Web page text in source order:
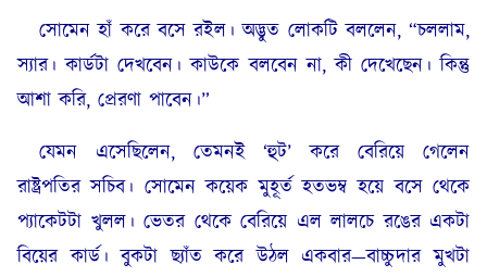
সোমেন হাঁ করে বসে রইল। অদ্ভুত লোকটি বললেন, “চললাম,
স্যার। কার্ডটা দেখবেন। কাউকে বলবেন না, কী দেখেছেন। কিন্তু
আশা করি, প্রেরণা পাবেন।”
যেমন এসেছিলেন, তেমনই ‘হুট’ করে বেরিয়ে গেলেন
রাষ্ট্রপতির সচিব। সোমেন কয়েক মুহূর্ত হতভম্ব হয়ে বসে থেকে
প্যাকেটটা খুলল। ভেতর থেকে বেরিয়ে এল লালচে রঙের একটা
বিয়ের কার্ড। বুকটা ছ্যাঁত করে উঠল একবার—বাচ্চুদার মুখটা